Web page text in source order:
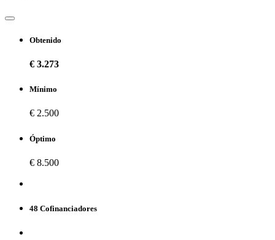
Obtenido
€ 3.273
Mínimo
€ 2.500
Óptimo
€ 8.500
48 Cofinanciadores